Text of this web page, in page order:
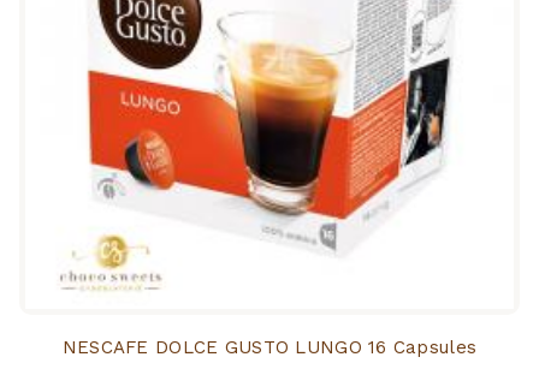
NESCAFE DOLCE GUSTO LUNGO 16 Capsules